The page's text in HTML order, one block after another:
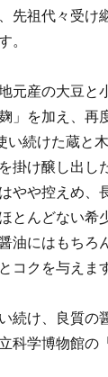
先祖代々受け
。
元産の大豆と
」を加え、再
い続けた蔵と
掛け醸し出し
やや控えめ、
とんどない希
油にはもちろ
コクを与えま
続け、良質の
科学博物館